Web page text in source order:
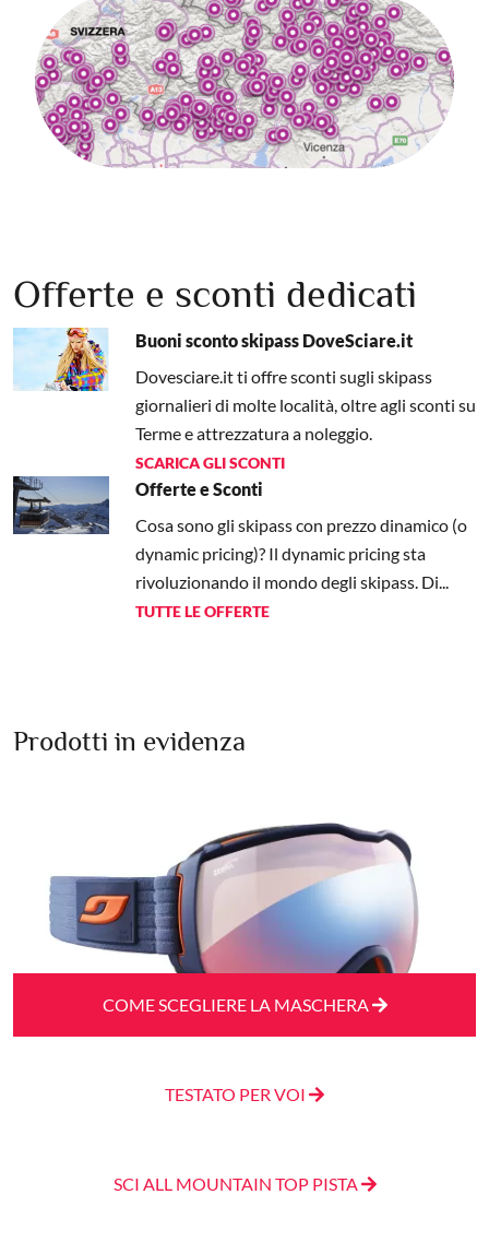
Offerte e sconti dedicati
Buoni sconto skipass DoveSciare.it
Dovesciare.it ti offre sconti sugli skipass
giornalieri di molte località, oltre agli sconti su
Terme e attrezzatura a noleggio.
SCARICA GLI SCONTI
Offerte e Sconti
Cosa sono gli skipass con prezzo dinamico (o
dynamic pricing)? Il dynamic pricing sta
rivoluzionando il mondo degli skipass. Di...
TUTTE LE OFFERTE
Prodotti in evidenza
COME SCEGLIERE LA MASCHERA
TESTATO PER VOI
SCI ALL MOUNTAIN TOP PISTA